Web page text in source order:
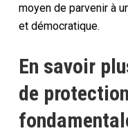
moyen de parvenir à
et démocratique.
En savoir
de